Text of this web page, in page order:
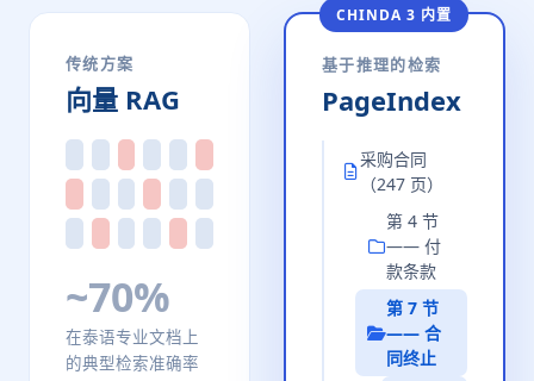
传统方案
向量 RAG
~70%
在泰语专业文档上
的典型检索准确率
CHINDA 3 内置
基于推理的检索
PageIndex
采购合同
（247 页）
第 4 节
—— 付
款条款
第 7 节
—— 合
同终止